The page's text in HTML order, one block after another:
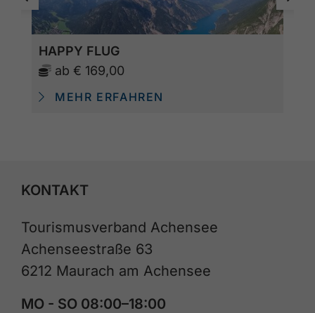
HAPPY FLUG
ab € 169,00
MEHR ERFAHREN
KONTAKT
Tourismusverband Achensee
Achenseestraße 63
6212 Maurach am Achensee
MO - SO 08:00–18:00